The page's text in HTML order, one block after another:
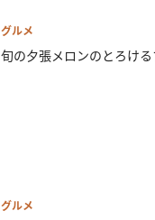
グルメ
旬の夕張メロンのとろけ
グルメ